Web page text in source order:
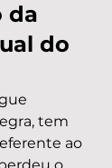
da
do
tem
ao